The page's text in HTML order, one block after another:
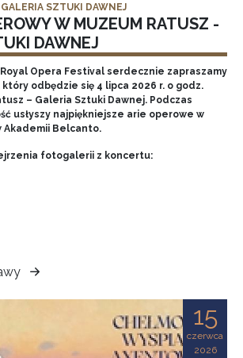
SZTUKI DAWNEJ
W MUZEUM RATUSZ -
DAWNEJ
Opera Festival serdecznie zapraszamy
odbędzie się 4 lipca 2026 r. o godz.
– Galeria Sztuki Dawnej. Podczas
usłyszy najpiękniejsze arie operowe w
Akademii Belcanto.
fotogalerii z koncertu:
15
czerwca
2026